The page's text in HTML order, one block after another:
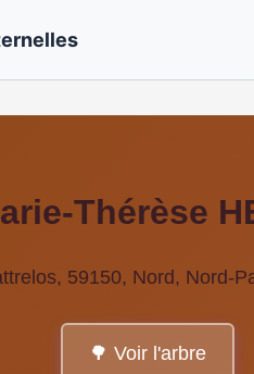
Thérèse
59150, Nord, Nord-
🌳 Voir l'arbre